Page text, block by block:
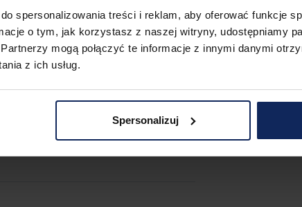
spersonalizowania treści i reklam, aby oferować funkcje
o tym, jak korzystasz z naszej witryny, udostępniamy
mogą połączyć te informacje z innymi danymi
z ich usług.
Spersonalizuj
Ofen